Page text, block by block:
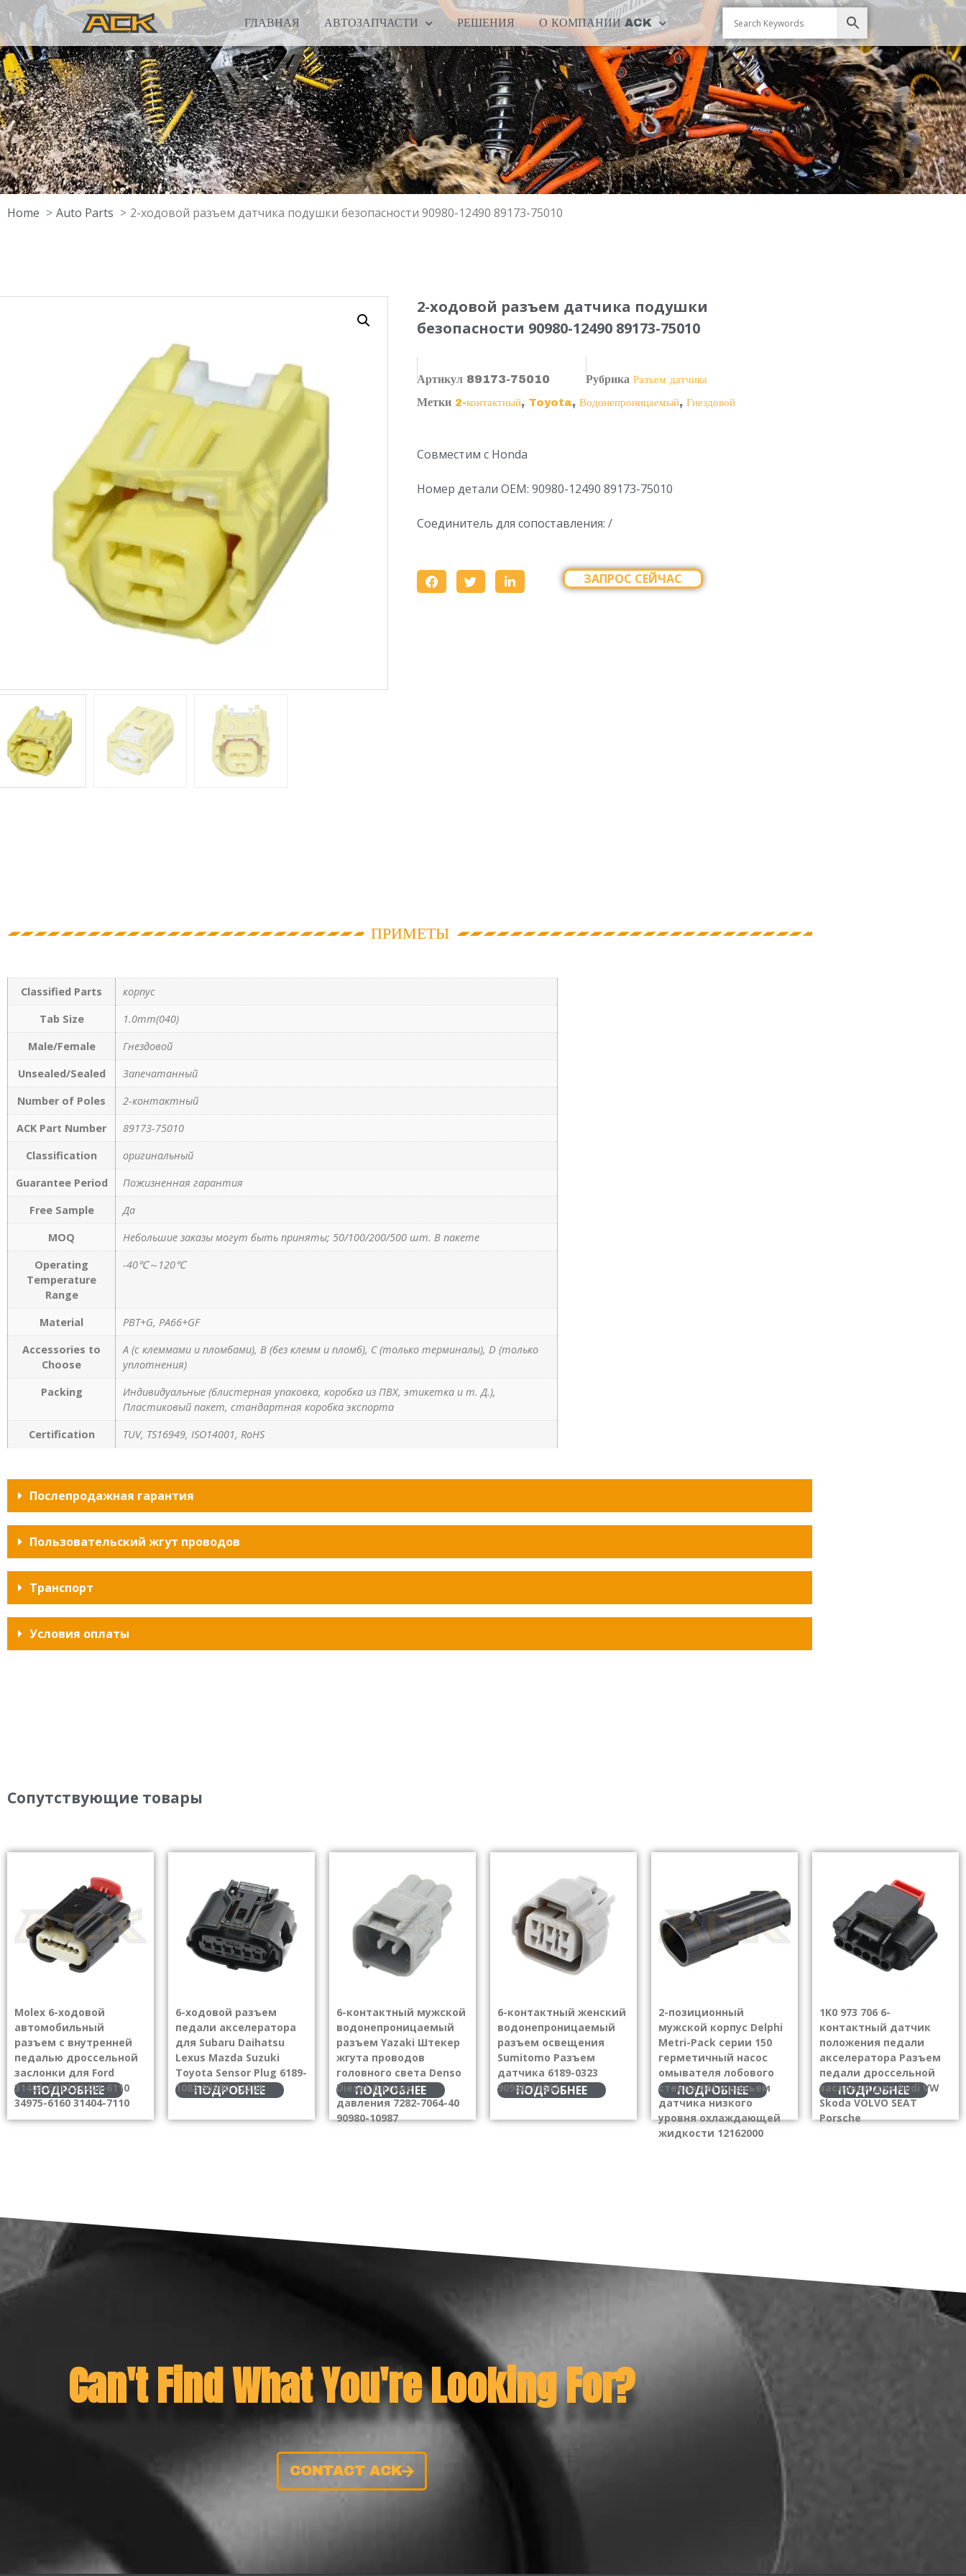
ГЛАВНАЯ АВТОЗАПЧАСТИ РЕШЕНИЯ О КОМПАНИИ ACK
Home Auto Parts 2-ходовой разъем датчика подушки безопасности 90980-12490 89173-75010
2-ходовой разъем датчика подушки
безопасности 90980-12490 89173-75010
Артикул 89173-75010 Рубрика Разъем датчика
Метки 2-контактный, Toyota, Водонепроницаемый, Гнездовой
Совместим с Honda
Номер детали OEM: 90980-12490 89173-75010
Соединитель для сопоставления: /
ЗАПРОС СЕЙЧАС
ПРИМЕТЫ
Classified Parts
корпус
Tab Size
1.0mm(040)
Male/Female
Гнездовой
Unsealed/Sealed
Запечатанный
Number of Poles
2-контактный
ACK Part Number
89173-75010
Classification
оригинальный
Guarantee Period
Пожизненная гарантия
Free Sample
Да
MOQ
Небольшие заказы могут быть приняты; 50/100/200/500 шт. В пакете
Operating
Temperature
Range
-40℃～120℃
Material
PBT+G, PA66+GF
Accessories to
Choose
A (с клеммами и пломбами), B (без клемм и пломб), C (только терминалы), D (только
уплотнения)
Packing
Индивидуальные (блистерная упаковка, коробка из ПВХ, этикетка и т. Д.),
Пластиковый пакет, стандартная коробка экспорта
Certification
TUV, TS16949, ISO14001, RoHS
Послепродажная гарантия
Пользовательский жгут проводов
Транспорт
Условия оплаты
Сопутствующие товары
Molex 6-ходовой
автомобильный
разъем с внутренней
педалью дроссельной
заслонки для Ford
31403-6112 31403-6110
34975-6160 31404-7110
ПОДРОБНЕЕ
6-ходовой разъем
педали акселератора
для Subaru Daihatsu
Lexus Mazda Suzuki
Toyota Sensor Plug 6189-
1083 90980-12303
ПОДРОБНЕЕ
6-контактный мужской
водонепроницаемый
разъем Yazaki Штекер
жгута проводов
головного света Denso
Diesel Датчик
давления 7282-7064-40
90980-10987
ПОДРОБНЕЕ
6-контактный женский
водонепроницаемый
разъем освещения
Sumitomo Разъем
датчика 6189-0323
90980-11663
ПОДРОБНЕЕ
2-позиционный
мужской корпус Delphi
Metri-Pack серии 150
герметичный насос
омывателя лобового
стекла GM и разъем
датчика низкого
уровня охлаждающей
жидкости 12162000
ПОДРОБНЕЕ
1K0 973 706 6-
контактный датчик
положения педали
акселератора Разъем
педали дроссельной
заслонки для Audi VW
Skoda VOLVO SEAT
Porsche
ПОДРОБНЕЕ
Can't Find What You're Looking For?
CONTACT ACK